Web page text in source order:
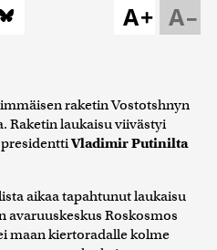
A–
A+
raketin Vostotshnyn
Raketin laukaisu viivästyi
Vladimir Putinilta
aikaa tapahtunut laukaisu
avaruuskeskus Roskosmos
maan kiertoradalle kolme